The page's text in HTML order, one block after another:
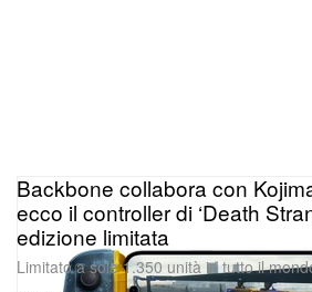
Backbone collabora con
ecco il controller di ‘Death
edizione limitata
Limitato a sole 1.350 unità in tutto il